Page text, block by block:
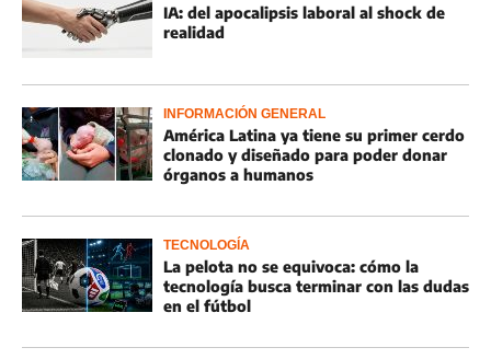
IA: del apocalipsis laboral al shock de
realidad
INFORMACIÓN GENERAL
América Latina ya tiene su primer cerdo
clonado y diseñado para poder donar
órganos a humanos
TECNOLOGÍA
La pelota no se equivoca: cómo la
tecnología busca terminar con las dudas
en el fútbol